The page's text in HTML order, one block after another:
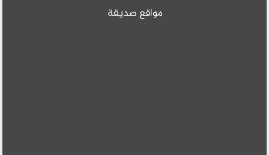
مواقع صديقة